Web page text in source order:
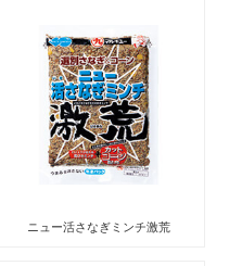
ニュー活さなぎミンチ激荒